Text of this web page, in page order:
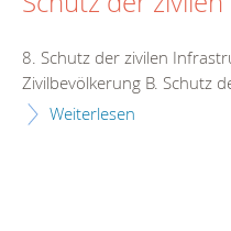
8. Schutz der zivilen
Zivilbevölkerung B. Schutz
Weiterlesen